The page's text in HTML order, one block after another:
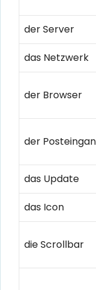
der Server
das Netzwerk
der Browser
der
das Update
das Icon
die Scrollbar